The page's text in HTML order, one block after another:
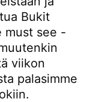
Bukit
must see -
viikon
palasimme